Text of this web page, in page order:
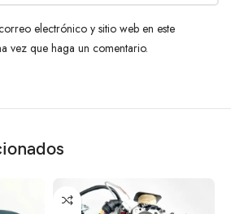
electrónico y sitio web en este
vez que haga un comentario.